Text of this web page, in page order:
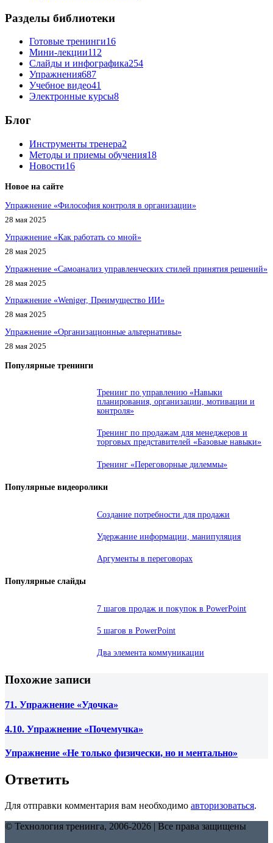
Разделы библиотеки
Готовые тренинги16
Мини-лекции112
Слайды и инфографика254
Упражнения687
Учебное видео41
Электронные курсы8
Блог
Инструменты тренера2
Методы и приемы обучения18
Новости16
Новое на сайте
Упражнение «Философия контроля в организации»
28 мая 2025
Упражнение «Как работать со мной»
28 мая 2025
Упражнение «Самоанализ управленческих стилей принятия решений»
28 мая 2025
Упражнение «Weniger, Преимущество ИИ»
28 мая 2025
Упражнение «Организационные альтернативы»
28 мая 2025
Популярные тренинги
Тренинг по управлению «Навыки
планирования, организации, мотивации и
контроля»
Тренинг по продажам для менеджеров и
торговых представителей «Базовые навыки»
Тренинг «Переговорные дилеммы»
Популярные видеоролики
Создание потребности для продажи
Удержание информации, манипуляция
Аргументы в переговорах
Популярные слайды
7 шагов продаж и покупок в PowerPoint
5 шагов в PowerPoint
Два элемента коммуникации
Похожие записи
71. Упражнение «Удочка»
4.10. Упражнение «Почемучка»
Упражнение «Не только физически, но и ментально»
Ответить
Для отправки комментария вам необходимо авторизоваться.
© Технология тренинга, 2006-2026 | Все права защищены